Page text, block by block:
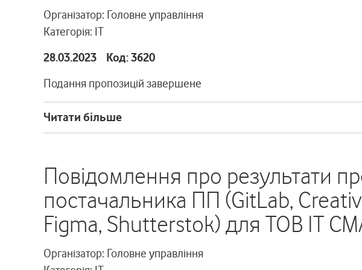
Організатор: Головне управління
Категорія: ІТ
28.03.2023 Код: 3620
Подання пропозицій завершене
Читати більше
Повідомлення про результати
постачальника ПП (GitLab,
Figma, Shutterstok) для ТОВ ІТ
Організатор: Головне управління